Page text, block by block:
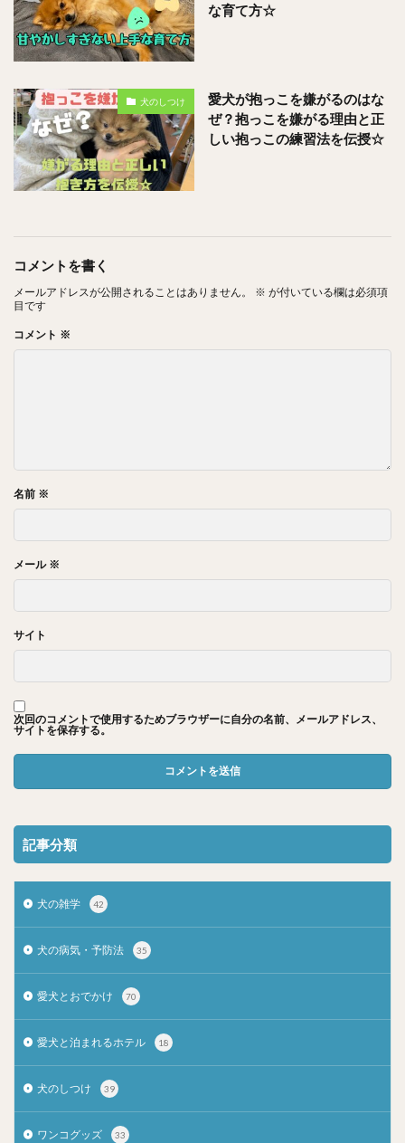
な育て方☆
犬のしつけ
愛犬が抱っこを嫌がるのはな
ぜ？抱っこを嫌がる理由と正
しい抱っこの練習法を伝授☆
コメントを書く
メールアドレスが公開されることはありません。 ※ が付いている欄は必須項
目です
コメント ※
名前 ※
メール ※
サイト
次回のコメントで使用するためブラウザーに自分の名前、メールアドレス、
サイトを保存する。
記事分類
犬の雑学 42
犬の病気・予防法 35
愛犬とおでかけ 70
愛犬と泊まれるホテル 18
犬のしつけ 39
ワンコグッズ 33